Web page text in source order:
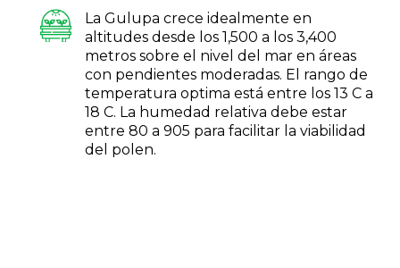
La Gulupa crece idealmente en
altitudes desde los 1,500 a los 3,400
metros sobre el nivel del mar en áreas
con pendientes moderadas. El rango de
temperatura optima está entre los 13 C a
18 C. La humedad relativa debe estar
entre 80 a 905 para facilitar la viabilidad
del polen.